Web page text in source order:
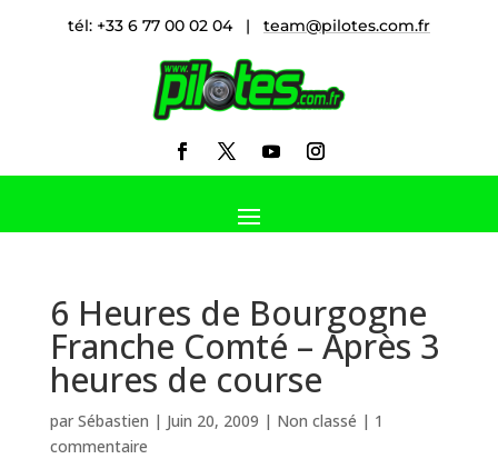
tél: +33 6 77 00 02 04 | team@pilotes.com.fr
6 Heures de Bourgogne
Franche Comté – Après 3
heures de course
par Sébastien | Juin 20, 2009 | Non classé | 1
commentaire